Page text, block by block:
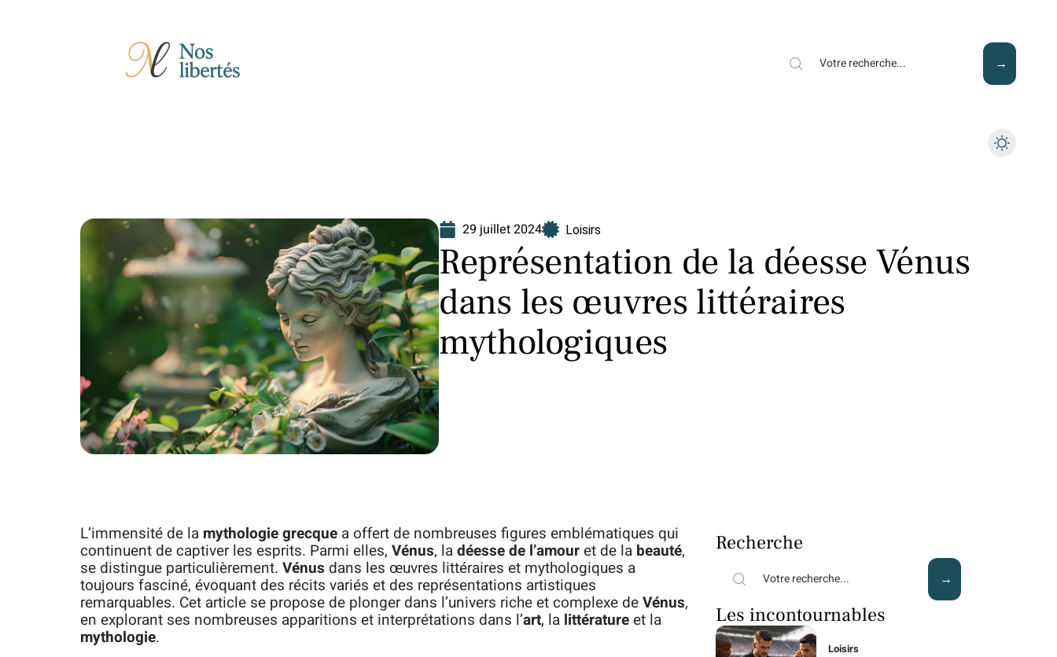
29 juillet 2024 Loisirs
Représentation de la déesse Vénus
dans les œuvres littéraires
mythologiques
L’immensité de la mythologie grecque a offert de nombreuses figures emblématiques qui
continuent de captiver les esprits. Parmi elles, Vénus, ladéesse de l’amouret de la beauté,
se distingue particulièrement. Vénus dans les œuvres littéraires et mythologiques a
toujours fasciné, évoquant des récits variés et des représentations artistiques
remarquables. Cet article se propose de plonger dans l’univers riche et complexe deVénus,
en explorant ses nombreuses apparitions et interprétations dans l’art, la littératureet la
mythologie.
Recherche
Les incontournables
Loisirs